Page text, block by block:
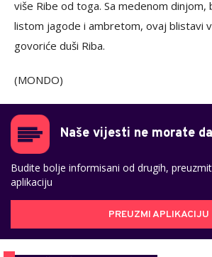
više Ribe od toga. Sa medenom dinjom,
listom jagode i ambretom, ovaj blistavi
govoriće duši Riba.
(MONDO)
Naše vijesti ne morate
Budite bolje informisani od drugih,
aplikaciju
PREUZMI APLIKACIJU